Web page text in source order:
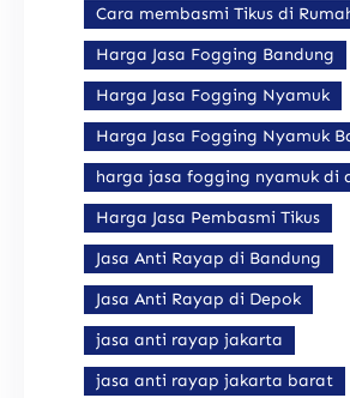
Cara membasmi Tikus di
Harga Jasa Fogging Bandung
Harga Jasa Fogging Nyamuk
Harga Jasa Fogging Nyamuk
harga jasa fogging nyamuk di
Harga Jasa Pembasmi Tikus
Jasa Anti Rayap di Bandung
Jasa Anti Rayap di Depok
jasa anti rayap jakarta
jasa anti rayap jakarta barat